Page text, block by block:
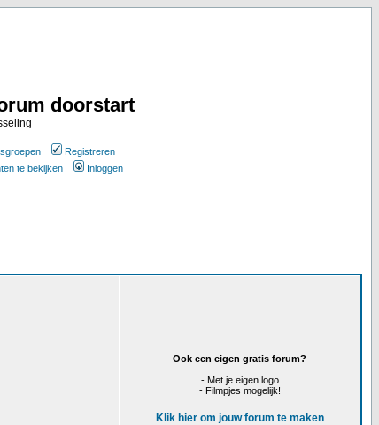
doorstart
Registreren
te bekijken Inloggen
Ook een eigen gratis forum?
- Met je eigen logo
- Filmpjes mogelijk!
Klik hier om jouw forum te maken